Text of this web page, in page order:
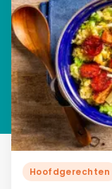
Hoofdgerechten